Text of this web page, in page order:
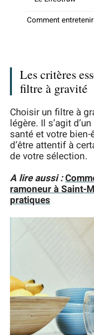
Comment
Les critères
filtre à gravité
Choisir un filtre à
légère. Il s’agit
santé et votre
d’être attentif à
de votre sélection.
A lire aussi :
ramoneur à Saint-
pratiques